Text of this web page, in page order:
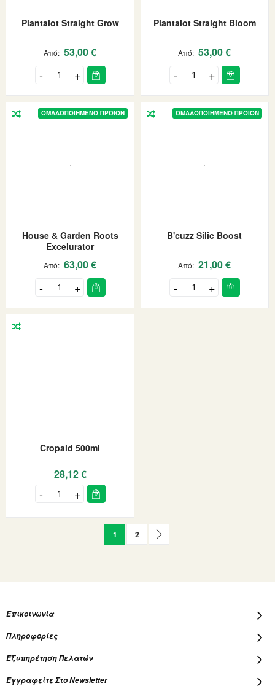
Plantalot Straight Grow
Από 53,00 €
Plantalot Straight Bloom
Από 53,00 €
ΟΜΑΔΟΠΟΙΗΜΈΝΟ ΠΡΟΪΌΝ
House & Garden Roots
Excelurator
Από 63,00 €
ΟΜΑΔΟΠΟΙΗΜΈΝΟ ΠΡΟΪΌΝ
B'cuzz Silic Boost
Από 21,00 €
Cropaid 500ml
28,12 €
You're currently reading page
1 Page
2
Επικοινωνία
Πληροφορίες
Εξυπηρέτηση Πελατών
Εγγραφείτε Στο Newsletter